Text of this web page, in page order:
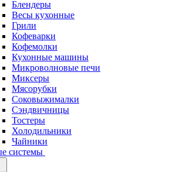
Блендеры
Весы кухонные
Грили
Кофеварки
Кофемолки
Кухонные машины
Микроволновые печи
Миксеры
Мясорубки
Соковыжималки
Сэндвичницы
Тостеры
Холодильники
Чайники
системы